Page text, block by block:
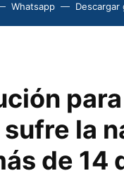
Whatsapp Descargar
la
de 14